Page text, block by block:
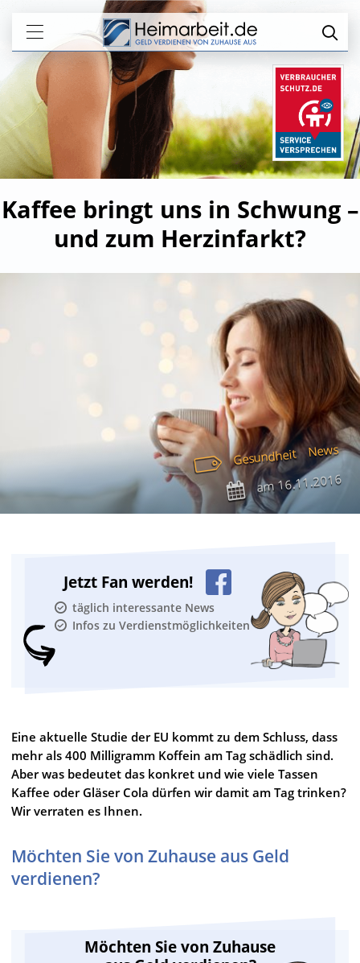
Kaffee bringt uns in Schwung –
und zum Herzinfarkt?
Gesundheit News
am16.11.2016
Jetzt Fan werden!
täglich interessante News
Infos zu Verdienstmöglichkeiten
Eine aktuelle Studie der EU kommt zu dem Schluss, dass
mehr als 400 Milligramm Koffein am Tag schädlich sind.
Aber was bedeutet das konkret und wie viele Tassen
Kaffee oder Gläser Cola dürfen wir damit am Tag trinken?
Wir verraten es Ihnen.
Möchten Sie von Zuhause aus Geld
verdienen?
Möchten Sie von Zuhause